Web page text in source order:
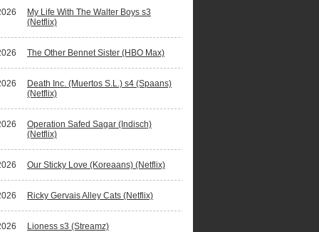
My Life With The Walter Boys s3
(Netflix)
The Other Bennet Sister (HBO Max)
Death Inc. (Muertos S.L.) s4 (Spaans)
(Netflix)
Operation Safed Sagar (Indisch)
(Netflix)
Our Sticky Love (Koreaans) (Netflix)
Ricky Gervais Alley Cats (Netflix)
Lioness s3 (Streamz)